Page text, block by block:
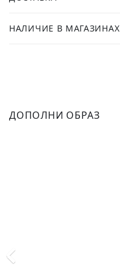
НАЛИЧИЕ В МАГАЗИНАХ
ДОПОЛНИ ОБРАЗ